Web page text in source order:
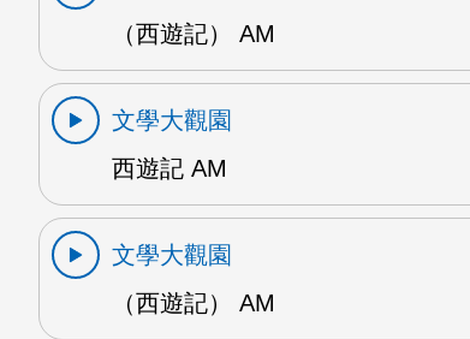
（西遊記） AM
文學大觀園
西遊記 AM
文學大觀園
（西遊記） AM